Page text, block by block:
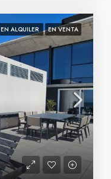
EN ALQUILER EN VENTA